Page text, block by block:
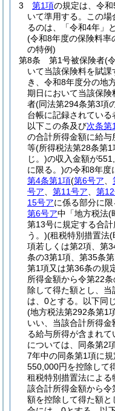
3
第1項の規定は、令
いて準用する。
この場
るのは、「令和4年」
(令和8年度の保険料率
の特例)
第8条
第1号被保険者(
いて当該保険料を賦
き、令和8年度分の地
期日において当該保
者(同法第294条第3項
台帳に記録されてい
以下この条及び次条第
の合計所得金額に給
等(所得税法第28条第1
じ。)の収入金額が
に限る。)の令和8年度
第4条第1項(第6号ア
号ア
第11号ア 第
15号アに係る部分に限
第6号ア中「地方税法(
第13号に規定する合
う。)(租税特別措置法(
項若しくは第2項、第
条の3第1項、第35条
第1項又は第36条の規
所得金額から令第22
除して得た額とし、
は、0とする。以下同
(地方税法第292条第1
いい、当該合計所得
る給与所得が含まれ
については、同条第2
7年中の同条第1項に
550,000円を控除して
租税特別措置法による
該合計所得金額から
額を控除して得た額